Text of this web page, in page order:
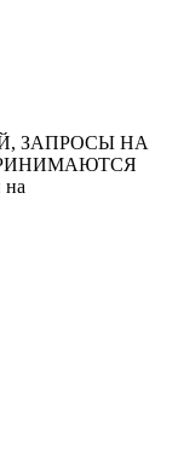
ЗАПРОСЫ НА
на